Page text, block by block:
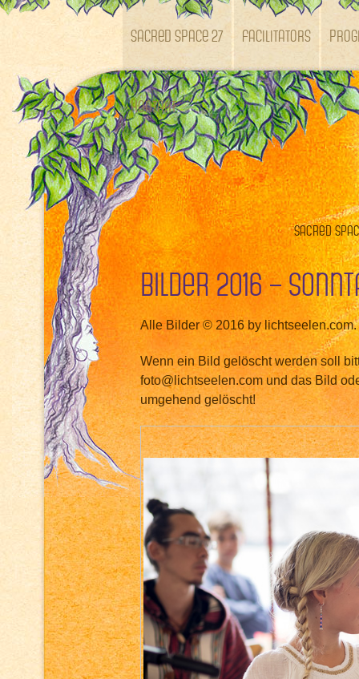
SACRED SPACE 27 Facilitators
Kontakt
Sacred
Bilder 2016 –
Alle Bilder © 2016 by lichtseelen.com.
Wenn ein Bild gelöscht werden soll
foto@lichtseelen.com und das Bild
umgehend gelöscht!